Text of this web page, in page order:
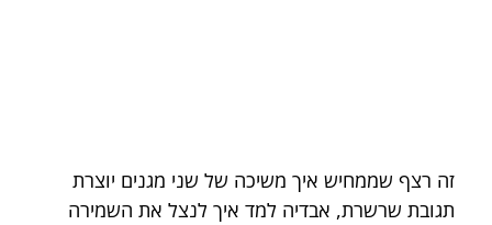
זה רצף שממחיש איך משיכה של שני מגנים יוצרת
תגובת שרשרת, אבדיה למד איך לנצל את השמירה